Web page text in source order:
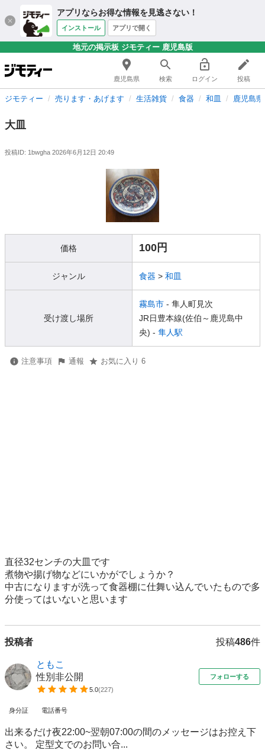
アプリならお得な情報を見逃さない！
インストール アプリで開く
地元の掲示板 ジモティー 鹿児島版
鹿児島県 検索 ログイン 投稿
ジモティー 売ります・あげます 生活雑貨 食器 和皿 鹿児島
大皿
投稿ID: 1bwgha 2026年6月12日 20:49
価格 100円
ジャンル 食器 > 和皿
受け渡し場所
霧島市 - 隼人町見次
JR日豊本線(佐伯～鹿児島中
央) - 隼人駅
注意事項 通報 お気に入り 6
直径32センチの大皿です
煮物や揚げ物などにいかがでしょうか？
中古になりますが洗って食器棚に仕舞い込んでいたもので多
分使ってはいないと思います
投稿者 投稿486件
ともこ
性別非公開
5.0(227)
フォローする
身分証 電話番号
出来るだけ夜22:00~翌朝07:00の間のメッセージはお控え下
さい。 定型文でのお問い合...